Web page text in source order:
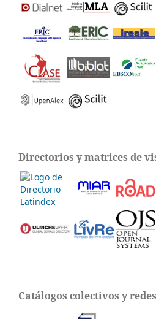
Directorios y matrices de
Catálogos colectivos y